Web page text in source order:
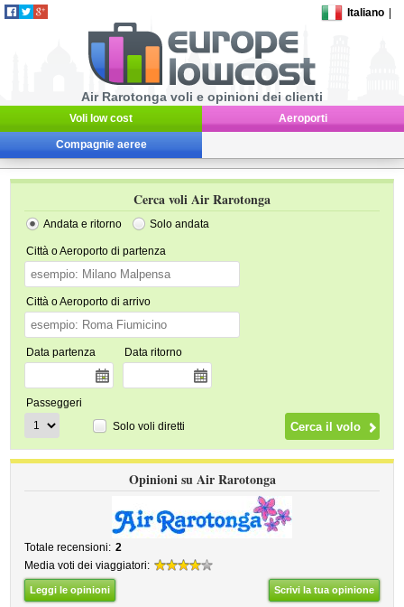
Italiano
Air Rarotonga voli e opinioni dei clienti
Voli low cost Aeroporti
Compagnie aeree
Cerca voli Air Rarotonga
Andata e ritorno Solo andata
Città o Aeroporto di partenza
Città o Aeroporto di arrivo
Data partenza Data ritorno
Passeggeri
Solo voli diretti
Opinioni su Air Rarotonga
Totale recensioni: 2
Media voti dei viaggiatori:
Leggi le opinioni Scrivi la tua opinione